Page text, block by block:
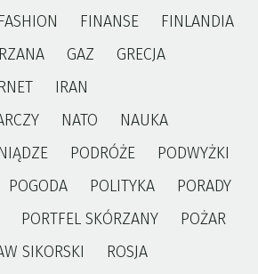
FINANSE
FINLANDIA
GAZ
GRECJA
IRAN
NATO
NAUKA
PODRÓŻE
PODWYŻKI
POGODA POLITYKA
PORADY
PORTFEL SKÓRZANY
POŻAR
SIKORSKI
ROSJA